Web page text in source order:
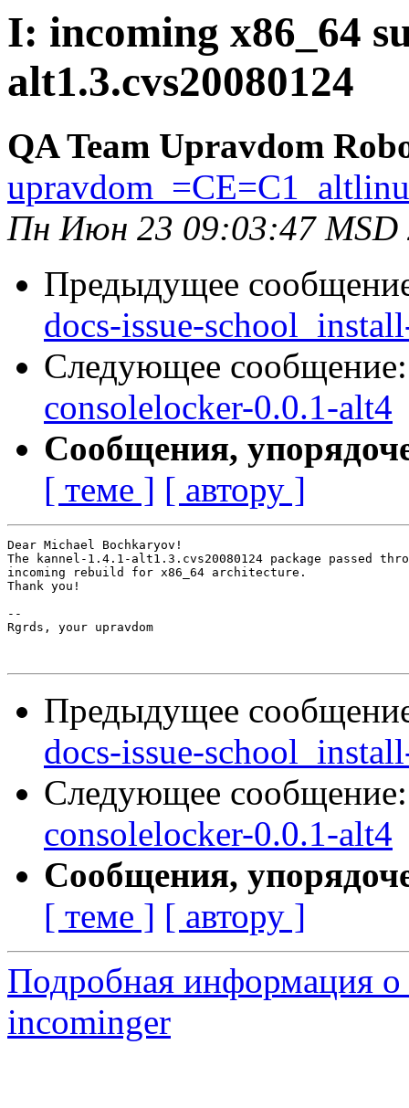
I: incoming x86_64
alt1.3.cvs20080124
QA Team Upravdom
Пн Июн 23 09:03:47 MSD
Предыдущее
docs-issue-
Следующее
consolelocker-0.0.1-alt4
Сообщения,
[ теме ] [ автору ]
Dear Michael Bochkaryov!
The kannel-1.4.1-alt1.3.cvs20080124 package passed
incoming rebuild for x86_64 architecture.
Thank you!
--
Rgrds, your upravdom
Предыдущее
docs-issue-
Следующее
consolelocker-0.0.1-alt4
Сообщения,
[ теме ] [ автору ]
Подробная информация о
incominger